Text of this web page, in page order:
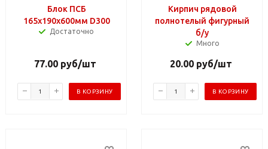
Блок ПСБ
165х190х600мм D300
Достаточно
77.00 руб/шт
В КОРЗИНУ
Кирпич рядовой
полнотелый фигурный
б/у
Много
20.00 руб/шт
В КОРЗИНУ